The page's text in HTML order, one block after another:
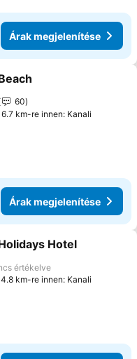
Árak megjelenítése
a kedvencekhez
60
km-re innen: Kanali
Árak megjelenítése
a kedvencekhez
Hotel
értékelve
km-re innen: Kanali